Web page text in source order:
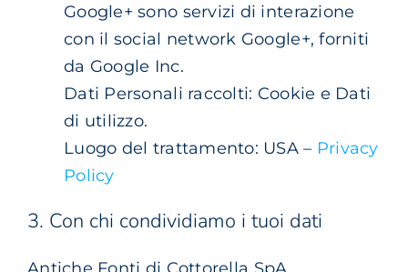
Google+ sono servizi di interazione
con il social network Google+, forniti
da Google Inc.
Dati Personali raccolti: Cookie e Dati
di utilizzo.
Luogo del trattamento: USA – Privacy
Policy
3. Con chi condividiamo i tuoi dati